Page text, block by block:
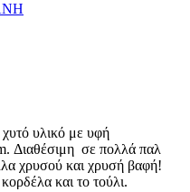
υλικό με υφή
Διαθέσιμη σε πολλά παλ
χρυσού και χρυσή βαφή!
και το τούλι.